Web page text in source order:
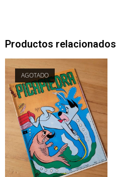
Productos relacionados
AGOTADO